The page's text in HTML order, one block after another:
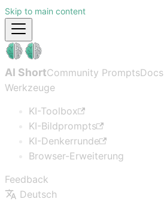
Skip to main content
AI ShortCommunity PromptsDocs
Werkzeuge
KI-Toolbox
KI-Bildprompts
KI-Denkerrunde
Browser-Erweiterung
Feedback
Deutsch